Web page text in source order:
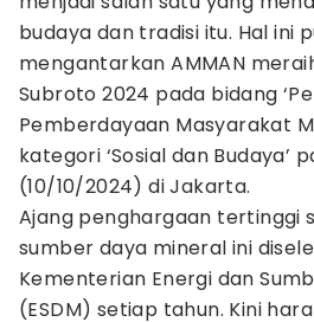
budaya dan tradisi itu. Hal ini
mengantarkan AMMAN
Subroto 2024 pada bidang
Pemberdayaan Masyarakat
kategori ‘Sosial dan Budaya’
(10/10/2024) di Jakarta.
Ajang penghargaan tertinggi
sumber daya mineral ini
Kementerian Energi dan
(ESDM) setiap tahun. Kini